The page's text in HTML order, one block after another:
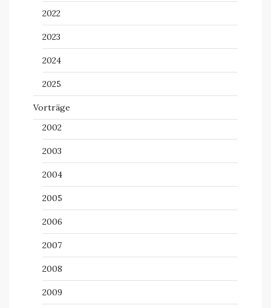
2022
2023
2024
2025
Vorträge
2002
2003
2004
2005
2006
2007
2008
2009